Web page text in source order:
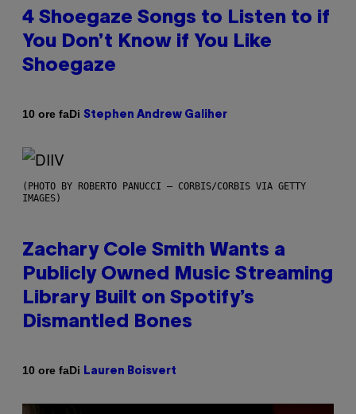
4 Shoegaze Songs to Listen to if
You Don’t Know if You Like
Shoegaze
10 ore faDi Stephen Andrew Galiher
(PHOTO BY ROBERTO PANUCCI – CORBIS/CORBIS VIA GETTY
IMAGES)
Zachary Cole Smith Wants a
Publicly Owned Music Streaming
Library Built on Spotify’s
Dismantled Bones
10 ore faDi Lauren Boisvert